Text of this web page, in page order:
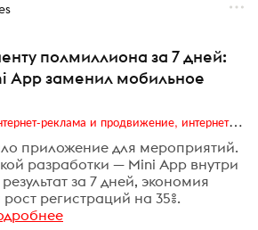
полмиллиона за 7 дней:
App заменил мобильное
Digital (web-дизайн, интернет-реклама и продвижение, интернет-сообщества и блоги, интернет-коммуникации, мобильный маркетинг, реклама на цифровых экранах)
приложение для мероприятий.
разработки — Mini App внутри
за 7 дней, экономия
регистраций на 35%.